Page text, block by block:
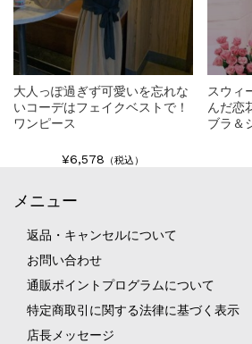
大人っぽ過ぎず可愛いを忘れな
いコーデはフェイクベストで！
ワンピース
¥6,578 （税込）
スウィ
んだ恋
ブラ＆
メニュー
返品・キャンセルについて
お問い合わせ
通販ポイントプログラムについて
特定商取引に関する法律に基づく表示
店長メッセージ